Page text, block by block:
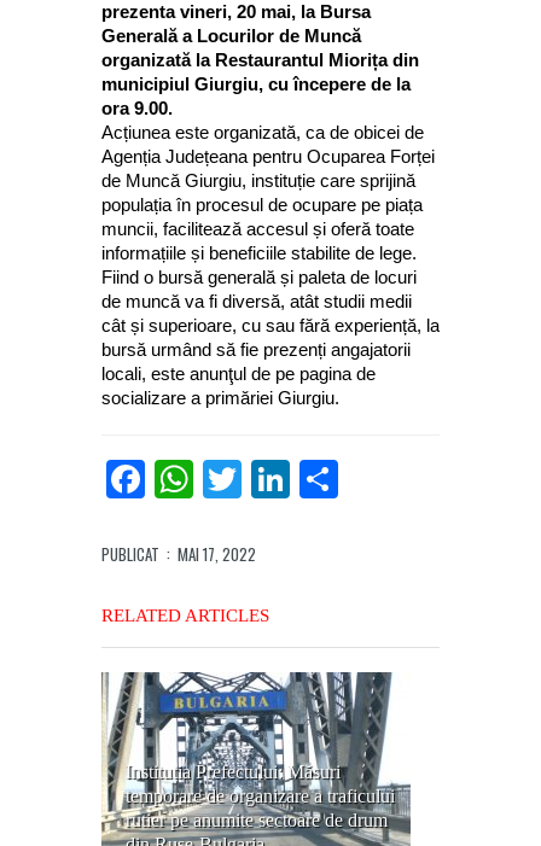
prezenta vineri, 20 mai, la Bursa
Generală a Locurilor de Muncă
organizată la Restaurantul Miorița din
municipiul Giurgiu, cu începere de la
ora 9.00.
Acțiunea este organizată, ca de obicei de
Agenția Județeana pentru Ocuparea Forței
de Muncă Giurgiu, instituție care sprijină
populația în procesul de ocupare pe piața
muncii, facilitează accesul și oferă toate
informațiile și beneficiile stabilite de lege.
Fiind o bursă generală și paleta de locuri
de muncă va fi diversă, atât studii medii
cât și superioare, cu sau fără experiență, la
bursă urmând să fie prezenți angajatorii
locali, este anunţul de pe pagina de
socializare a primăriei Giurgiu.
Facebook
WhatsApp
TwitterLinkedIn
PUBLICAT : MAI 17, 2022
RELATED ARTICLES
Instituția Prefectului: Măsuri
temporare de organizare a traficului
rutier pe anumite sectoare de drum